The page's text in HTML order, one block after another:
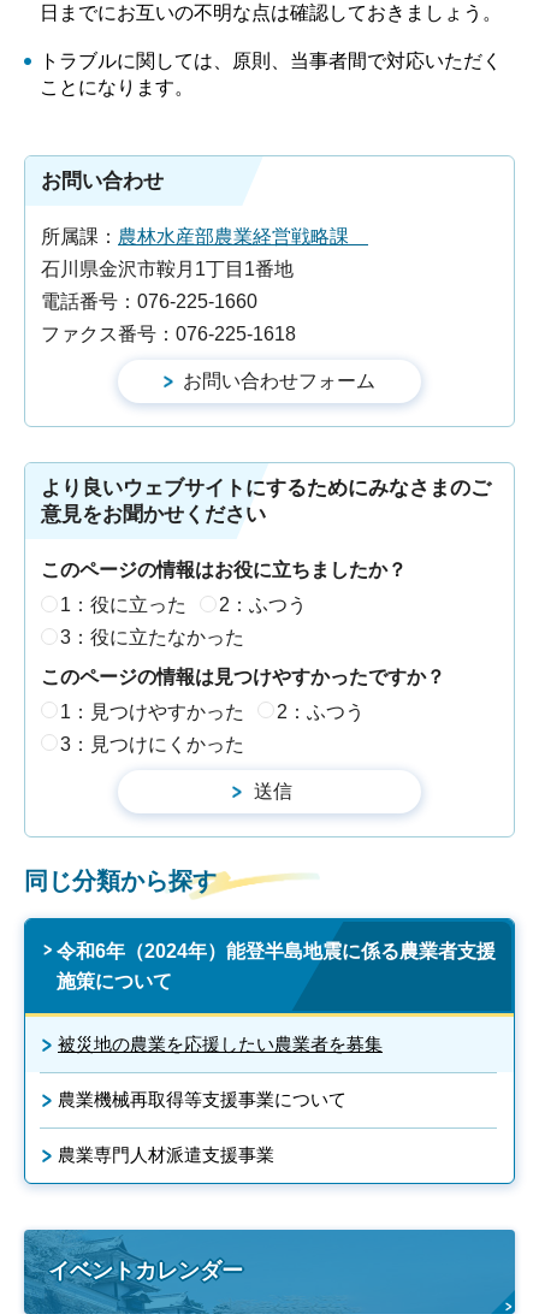
日までにお互いの不明な点は確認しておきましょう。
トラブルに関しては、原則、当事者間で対応いただく
ことになります。
お問い合わせ
所属課： 農林水産部農業経営戦略課
石川県金沢市鞍月1丁目1番地
電話番号：076-225-1660
ファクス番号：076-225-1618
より良いウェブサイトにするためにみなさまのご
意見をお聞かせください
このページの情報はお役に立ちましたか？
1：役に立った
2：ふつう
3：役に立たなかった
このページの情報は見つけやすかったですか？
1：見つけやすかった
2：ふつう
3：見つけにくかった
同じ分類から探す
令和6年（2024年）能登半島地震に係る農業者支援
施策について
被災地の農業を応援したい農業者を募集
農業機械再取得等支援事業について
農業専門人材派遣支援事業
イベントカレンダー